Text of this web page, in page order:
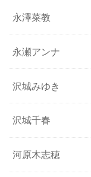
永澤菜教
永瀬アンナ
沢城みゆき
沢城千春
河原木志穂